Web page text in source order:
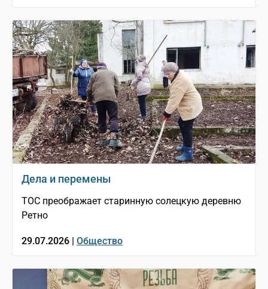
Дела и перемены
ТОС преображает старинную солецкую деревню
Ретно
29.07.2026 | Общество